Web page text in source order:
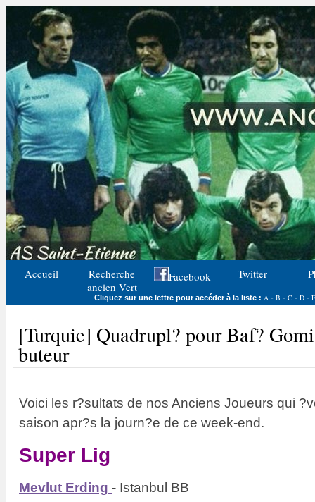
Accueil
Recherche
ancien Vert
Facebook Twitter
Cliquez sur une lettre pour accéder à la liste : A - B - C- D- E
[Turquie] Quadrupl? pour Baf?
buteur
Voici les r?sultats de nos Anciens Joueurs qui
saison apr?s la journ?e de ce week-end.
Super Lig
Mevlut Erding - Istanbul BB